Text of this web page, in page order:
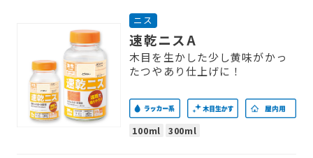
ニス
速乾ニスA
木目を生かした少し黄味がかっ
たつやあり仕上げに！
100ml 300ml